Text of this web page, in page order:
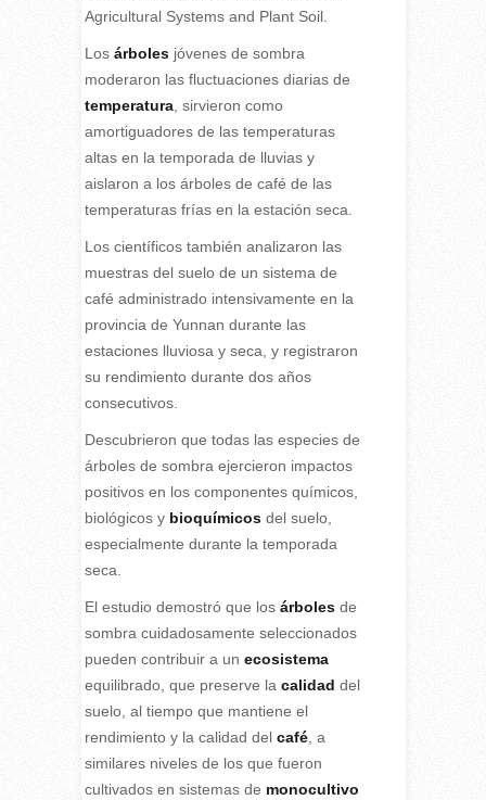
Agricultural Systems and Plant Soil.
Los árbolesjóvenes de sombra
moderaron las fluctuaciones diarias de
temperatura, sirvieron como
amortiguadores de las temperaturas
altas en la temporada de lluvias y
aislaron a los árboles de café de las
temperaturas frías en la estación seca.
Los científicos también analizaron las
muestras del suelo de un sistema de
café administrado intensivamente en la
provincia de Yunnan durante las
estaciones lluviosa y seca, y registraron
su rendimiento durante dos años
consecutivos.
Descubrieron que todas las especies de
árboles de sombra ejercieron impactos
positivos en los componentes químicos,
biológicos y bioquímicosdel suelo,
especialmente durante la temporada
seca.
El estudio demostró que los árbolesde
sombra cuidadosamente seleccionados
pueden contribuir a un ecosistema
equilibrado, que preserve la calidad del
suelo, al tiempo que mantiene el
rendimiento y la calidad del café, a
similares niveles de los que fueron
cultivados en sistemas de monocultivo